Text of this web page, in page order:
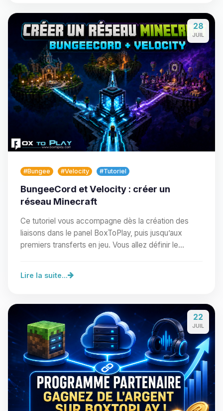
28
JUIL
#Bungee #Velocity #Tutoriel
BungeeCord et Velocity : créer un
réseau Minecraft
Ce tutoriel vous accompagne dès la création des
liaisons dans le panel BoxToPlay, puis jusqu’aux
premiers transferts en jeu. Vous allez définir le…
Lire la suite...
22
JUIL